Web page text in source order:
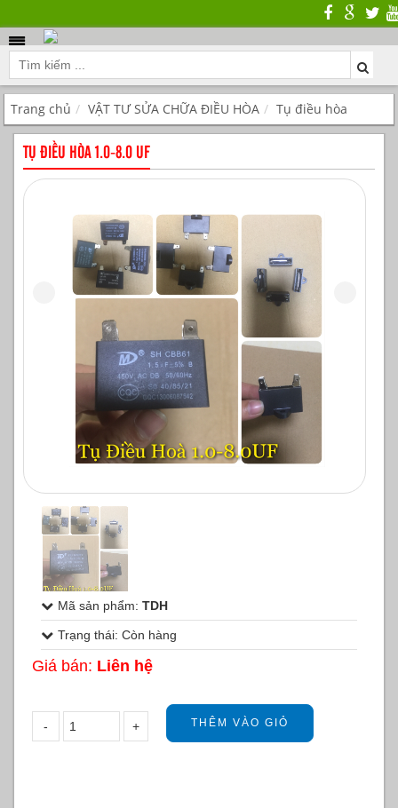
Trang chủ VẬT TƯ SỬA CHỮA ĐIỀU HÒA Tụ điều hòa
TỤ ĐIỀU HÒA 1.0-8.0 UF
Mã sản phẩm: TDH
Trạng thái: Còn hàng
Giá bán: Liên hệ